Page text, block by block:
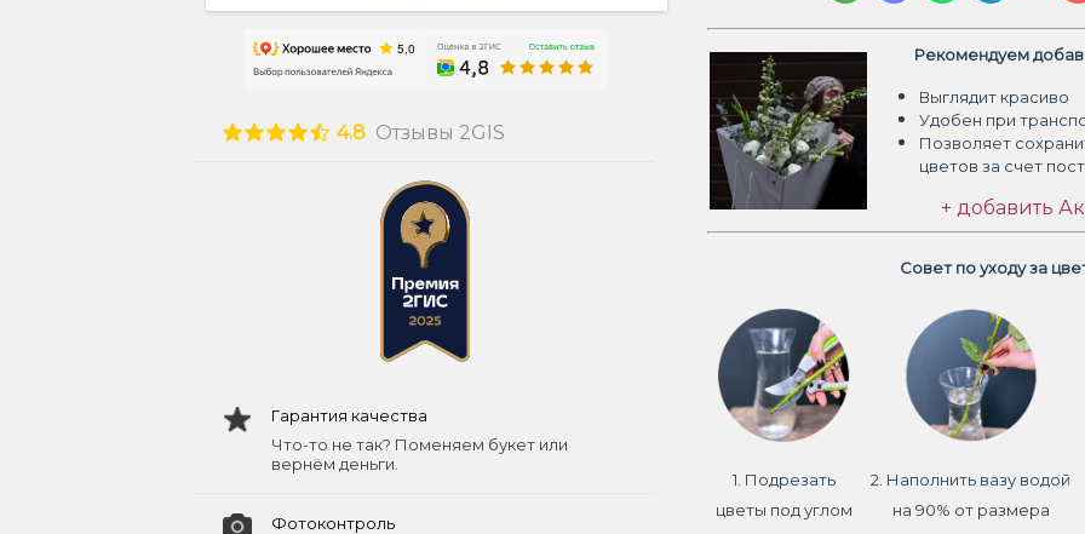
4.8 Отзывы 2GIS
Гарантия качества
Что-то не так? Поменяем букет или
вернём деньги.
Фотоконтроль
Рекомендуем
Выглядит красиво
Удобен при
Позволяет
цветов за счет
+ добавить
Совет по уходу за
1. Подрезать
цветы под углом
2. Наполнить вазу водой
на 90% от размера